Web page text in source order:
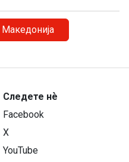
Следете нѐ
Facebook
X
YouTube